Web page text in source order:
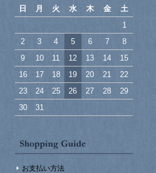
日
月 火 水 木 金
土
1
2
3 4 5 6 7
8
9
10 11 12 13 14
15
16
17 18 19 20 21
22
23
24 25 26 27 28
29
30
31
お支払い方法